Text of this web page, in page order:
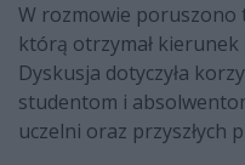
W rozmowie poruszono
którą otrzymał kierunek
Dyskusja dotyczyła
studentom i
uczelni oraz przyszłych